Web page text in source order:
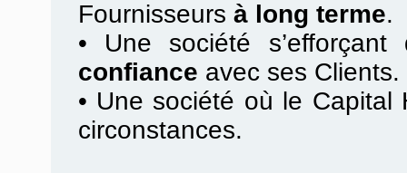
Fournisseurs à long terme.
• Une société
confiance avec ses Clients.
• Une société où le Capital
circonstances.